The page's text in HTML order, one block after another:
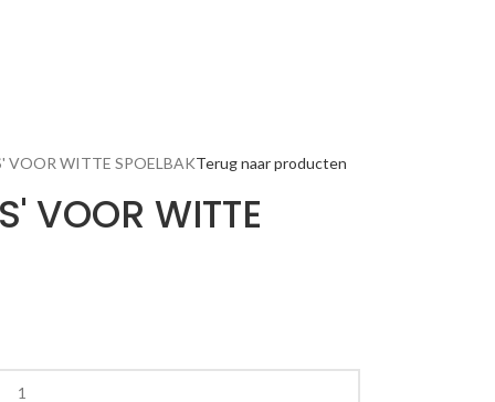
VOOR WITTE SPOELBAKTerug naar producten
VOOR WITTE